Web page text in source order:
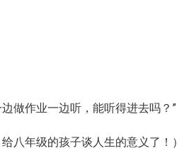
做作业一边听，能听得进去吗？”
八年级的孩子谈人生的意义了